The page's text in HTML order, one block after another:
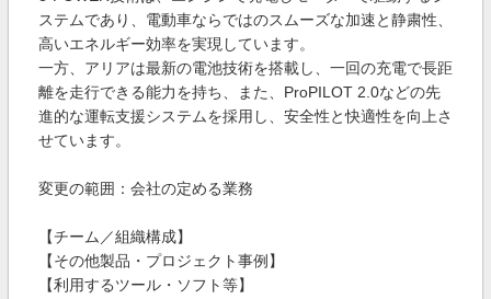
ステムであり、電動車ならではのスムーズな加速と静粛性、
高いエネルギー効率を実現しています。
一方、アリアは最新の電池技術を搭載し、一回の充電で長距
離を走行できる能力を持ち、また、ProPILOT 2.0などの先
進的な運転支援システムを採用し、安全性と快適性を向上さ
せています。
変更の範囲：会社の定める業務
【チーム／組織構成】
【その他製品・プロジェクト事例】
【利用するツール・ソフト等】